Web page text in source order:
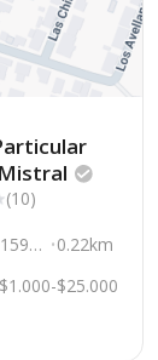
Mistral
(10)
0.22km
$1.000-$25.000